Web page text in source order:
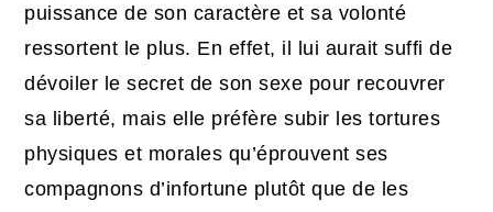
puissance de son caractère et sa volonté
ressortent le plus. En effet, il lui aurait suffi de
dévoiler le secret de son sexe pour recouvrer
sa liberté, mais elle préfère subir les tortures
physiques et morales qu’éprouvent ses
compagnons d’infortune plutôt que de les